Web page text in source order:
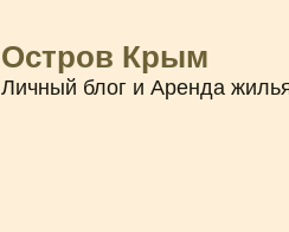
Остров Крым
Личный блог и Аренда